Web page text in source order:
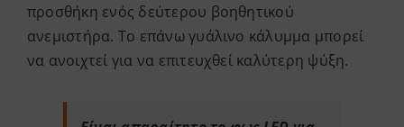
προσθήκη ενός δεύτερου βοηθητικού
ανεμιστήρα. Το επάνω γυάλινο κάλυμμα μπορεί
να ανοιχτεί για να επιτευχθεί καλύτερη ψύξη.